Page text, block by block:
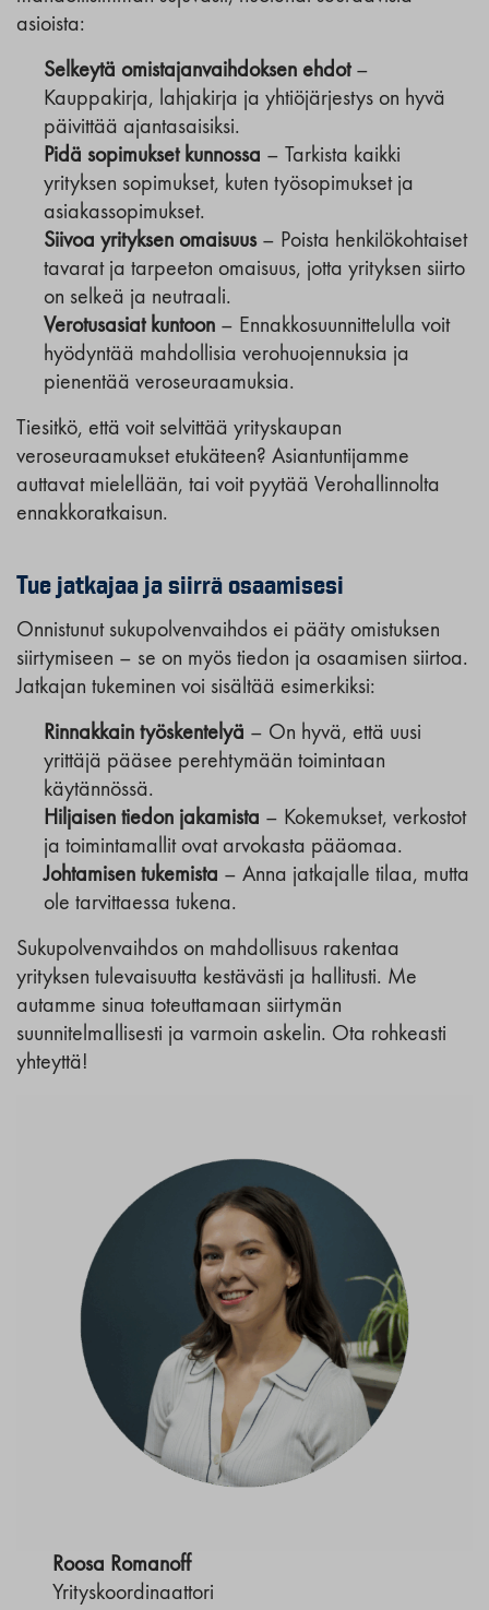
asioista:
Selkeytä omistajanvaihdoksen ehdot–
Kauppakirja, lahjakirja ja yhtiöjärjestys on hyvä
päivittää ajantasaisiksi.
Pidä sopimukset kunnossa – Tarkista kaikki
yrityksen sopimukset, kuten työsopimukset ja
asiakassopimukset.
Siivoa yrityksen omaisuus– Poista henkilökohtaiset
tavarat ja tarpeeton omaisuus, jotta yrityksen siirto
on selkeä ja neutraali.
Verotusasiat kuntoon – Ennakkosuunnittelulla voit
hyödyntää mahdollisia verohuojennuksia ja
pienentää veroseuraamuksia.
Tiesitkö, että voit selvittää yrityskaupan
veroseuraamukset etukäteen? Asiantuntijamme
auttavat mielellään, tai voit pyytää Verohallinnolta
ennakkoratkaisun.
Tue jatkajaa ja siirrä osaamisesi
Onnistunut sukupolvenvaihdos ei pääty omistuksen
siirtymiseen – se on myös tiedon ja osaamisen siirtoa.
Jatkajan tukeminen voi sisältää esimerkiksi:
Rinnakkain työskentelyä – On hyvä, että uusi
yrittäjä pääsee perehtymään toimintaan
käytännössä.
Hiljaisen tiedon jakamista – Kokemukset, verkostot
ja toimintamallit ovat arvokasta pääomaa.
Johtamisen tukemista – Anna jatkajalle tilaa, mutta
ole tarvittaessa tukena.
Sukupolvenvaihdos on mahdollisuus rakentaa
yrityksen tulevaisuutta kestävästi ja hallitusti. Me
autamme sinua toteuttamaan siirtymän
suunnitelmallisesti ja varmoin askelin. Ota rohkeasti
yhteyttä!
Roosa Romanoff
Yrityskoordinaattori